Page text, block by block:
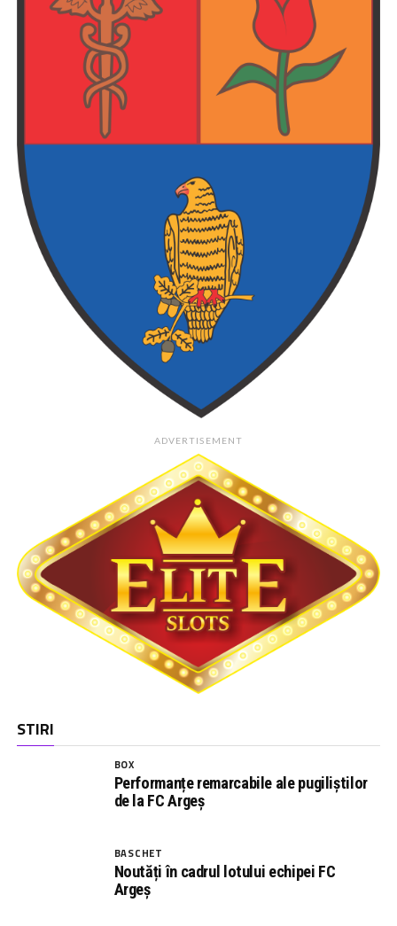
ADVERTISEMENT
STIRI
BOX
Performanțe remarcabile ale pugiliștilor
de la FC Argeș
BASCHET
Noutăți în cadrul lotului echipei FC
Argeș